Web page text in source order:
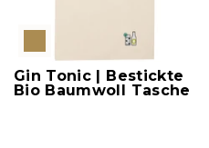
Gin Tonic | Bestickte
Bio Baumwoll Tasche